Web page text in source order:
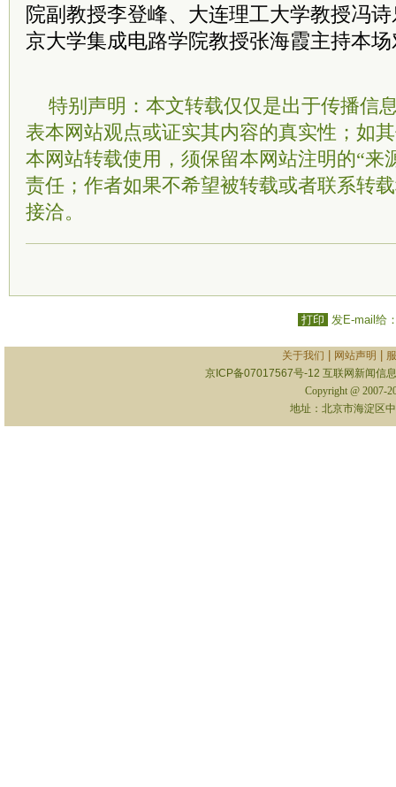
院副教授李登峰、大连理工大学教授冯
京大学集成电路学院教授张海霞主持本
特别声明：本文转载仅仅是出于传播信
表本网站观点或证实其内容的真实性；如
本网站转载使用，须保留本网站注明的“来
责任；作者如果不希望被转载或者联系转
接洽。
打印 发E-mail给
关于我们 网站声明
京ICP备07017567号-12 互联网新闻信
Copyright @ 2007-
地址：北京市海淀区